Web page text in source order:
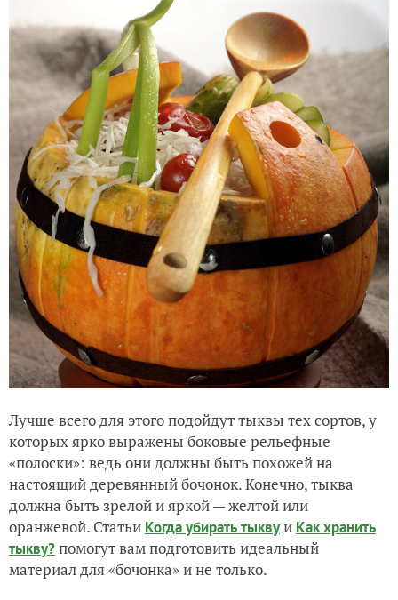
Лучше всего для этого подойдут тыквы тех сортов, у
которых ярко выражены боковые рельефные
«полоски»: ведь они должны быть похожей на
настоящий деревянный бочонок. Конечно, тыква
должна быть зрелой и яркой — желтой или
оранжевой. Статьи Когда убирать тыквуи Как хранить
тыкву?помогут вам подготовить идеальный
материал для «бочонка» и не только.